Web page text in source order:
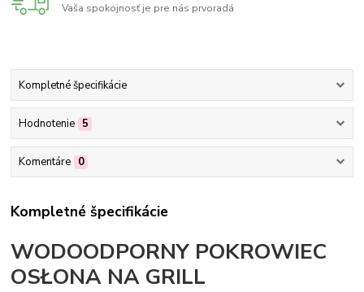
Vaša spokojnosť je pre nás prvoradá
Kompletné špecifikácie
Hodnotenie 5
Komentáre 0
Kompletné špecifikácie
WODOODPORNY POKROWIEC
OSŁONA NA GRILL